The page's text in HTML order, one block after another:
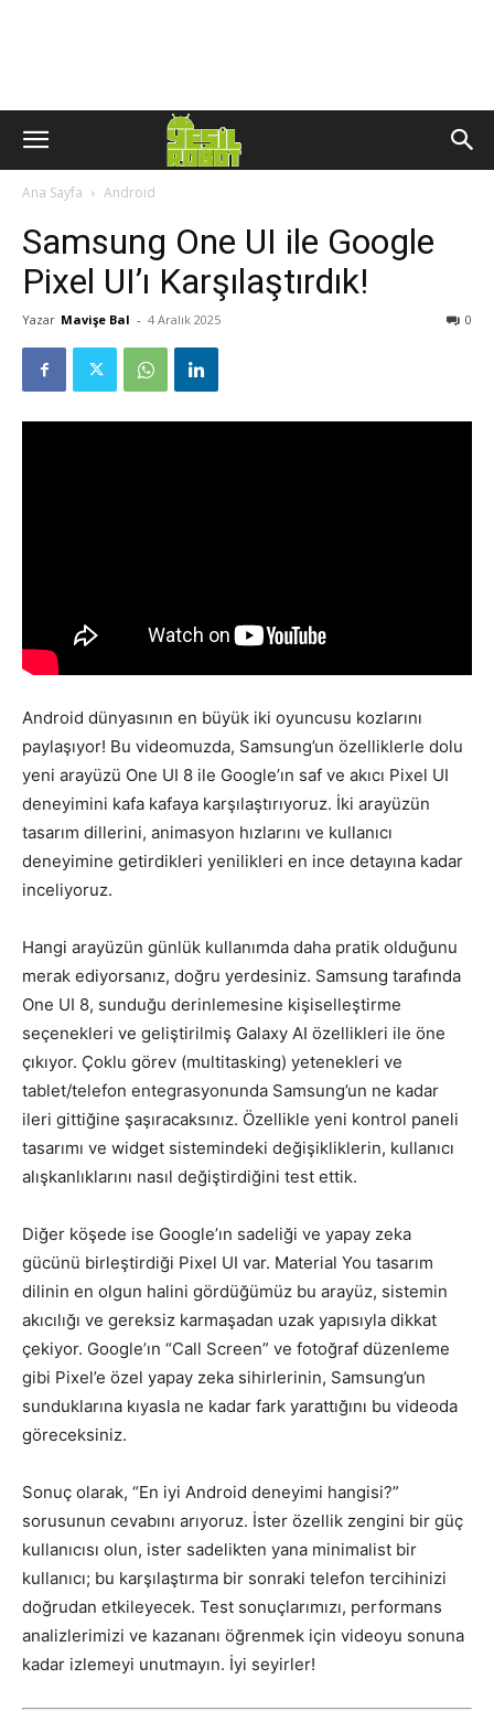
Ana Sayfa Android
Samsung One UI ile Google
Pixel UI’ı Karşılaştırdık!
Yazar Mavişe Bal - 4 Aralık 2025 0
Android dünyasının en büyük iki oyuncusu kozlarını
paylaşıyor! Bu videomuzda, Samsung’un özelliklerle dolu
yeni arayüzü One UI 8 ile Google’ın saf ve akıcı Pixel UI
deneyimini kafa kafaya karşılaştırıyoruz. İki arayüzün
tasarım dillerini, animasyon hızlarını ve kullanıcı
deneyimine getirdikleri yenilikleri en ince detayına kadar
inceliyoruz.
Hangi arayüzün günlük kullanımda daha pratik olduğunu
merak ediyorsanız, doğru yerdesiniz. Samsung tarafında
One UI 8, sunduğu derinlemesine kişiselleştirme
seçenekleri ve geliştirilmiş Galaxy AI özellikleri ile öne
çıkıyor. Çoklu görev (multitasking) yetenekleri ve
tablet/telefon entegrasyonunda Samsung’un ne kadar
ileri gittiğine şaşıracaksınız. Özellikle yeni kontrol paneli
tasarımı ve widget sistemindeki değişikliklerin, kullanıcı
alışkanlıklarını nasıl değiştirdiğini test ettik.
Diğer köşede ise Google’ın sadeliği ve yapay zeka
gücünü birleştirdiği Pixel UI var. Material You tasarım
dilinin en olgun halini gördüğümüz bu arayüz, sistemin
akıcılığı ve gereksiz karmaşadan uzak yapısıyla dikkat
çekiyor. Google’ın “Call Screen” ve fotoğraf düzenleme
gibi Pixel’e özel yapay zeka sihirlerinin, Samsung’un
sunduklarına kıyasla ne kadar fark yarattığını bu videoda
göreceksiniz.
Sonuç olarak, “En iyi Android deneyimi hangisi?”
sorusunun cevabını arıyoruz. İster özellik zengini bir güç
kullanıcısı olun, ister sadelikten yana minimalist bir
kullanıcı; bu karşılaştırma bir sonraki telefon tercihinizi
doğrudan etkileyecek. Test sonuçlarımızı, performans
analizlerimizi ve kazananı öğrenmek için videoyu sonuna
kadar izlemeyi unutmayın. İyi seyirler!